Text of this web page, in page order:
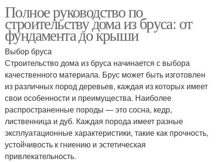
Полное руководство по
строительству дома из бруса: от
фундамента до крыши
Выбор бруса
Строительство дома из бруса начинается с выбора
качественного материала. Брус может быть изготовлен
из различных пород деревьев, каждая из которых имеет
свои особенности и преимущества. Наиболее
распространенные породы — это сосна, кедр,
лиственница и дуб. Каждая порода имеет разные
эксплуатационные характеристики, такие как прочность,
устойчивость к гниению и эстетическая
привлекательность.